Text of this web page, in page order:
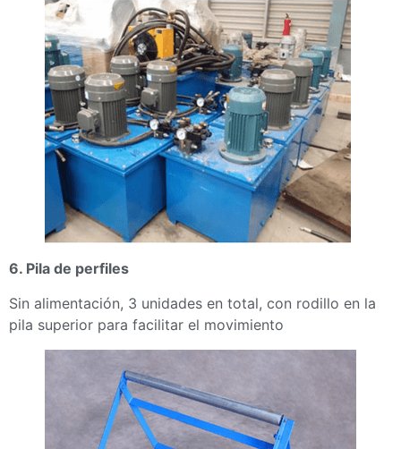
6. Pila de perfiles
Sin alimentación, 3 unidades en total, con rodillo en la
pila superior para facilitar el movimiento